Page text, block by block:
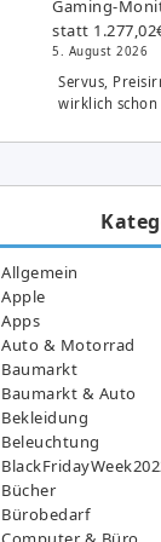
Gaming-
statt
5. August 2026
Servus,
wirklich
Allgemein
Apple
Apps
Auto & Motorrad
Baumarkt
Baumarkt & Auto
Bekleidung
Beleuchtung
Bücher
Bürobedarf